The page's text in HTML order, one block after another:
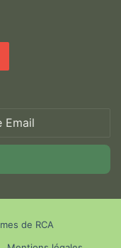
de RCA